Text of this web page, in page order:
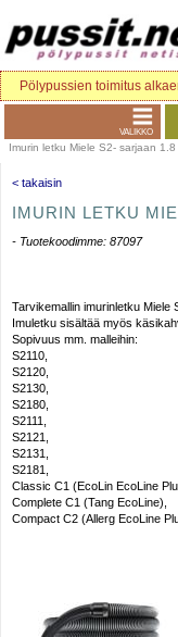
Pölypussien toimitus
VALIKKO
Imurin letku Miele S2- sarjaan 1.8
< takaisin
IMURIN LETKU
- Tuotekoodimme: 87097
Tarvikemallin imurinletku Miele
Imuletku sisältää myös
Sopivuus mm. malleihin:
S2110,
S2120,
S2130,
S2180,
S2111,
S2121,
S2131,
S2181,
Classic C1 (EcoLin EcoLine
Complete C1 (Tang EcoLine),
Compact C2 (Allerg EcoLine